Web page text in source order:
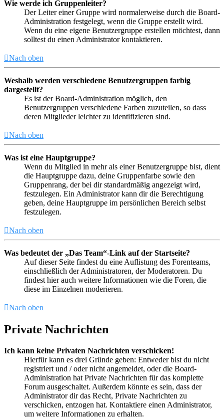
Wie werde ich Gruppenleiter?
Der Leiter einer Gruppe wird normalerweise durch die Board-
Administration festgelegt, wenn die Gruppe erstellt wird.
Wenn du eine eigene Benutzergruppe erstellen möchtest, dann
solltest du einen Administrator kontaktieren.
Nach oben
Weshalb werden verschiedene Benutzergruppen farbig
dargestellt?
Es ist der Board-Administration möglich, den
Benutzergruppen verschiedene Farben zuzuteilen, so dass
deren Mitglieder leichter zu identifizieren sind.
Nach oben
Was ist eine Hauptgruppe?
Wenn du Mitglied in mehr als einer Benutzergruppe bist, dient
die Hauptgruppe dazu, deine Gruppenfarbe sowie den
Gruppenrang, der bei dir standardmäßig angezeigt wird,
festzulegen. Ein Administrator kann dir die Berechtigung
geben, deine Hauptgruppe im persönlichen Bereich selbst
festzulegen.
Nach oben
Was bedeutet der „Das Team“-Link auf der Startseite?
Auf dieser Seite findest du eine Auflistung des Forenteams,
einschließlich der Administratoren, der Moderatoren. Du
findest hier auch weitere Informationen wie die Foren, die
diese im Einzelnen moderieren.
Nach oben
Private Nachrichten
Ich kann keine Privaten Nachrichten verschicken!
Hierfür kann es drei Gründe geben: Entweder bist du nicht
registriert und / oder nicht angemeldet, oder die Board-
Administration hat Private Nachrichten für das komplette
Forum ausgeschaltet. Außerdem könnte es sein, dass der
Administrator dir das Recht, Private Nachrichten zu
verschicken, entzogen hat. Kontaktiere einen Administrator,
um weitere Informationen zu erhalten.